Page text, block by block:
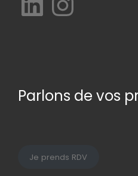
Parlons de vos
Je prends RDV